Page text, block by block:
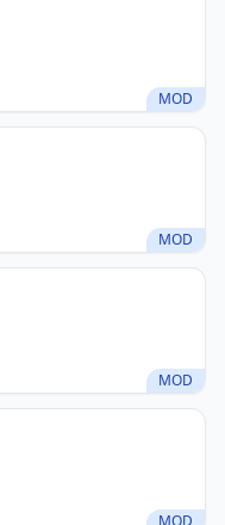
MOD
MOD
MOD
MOD